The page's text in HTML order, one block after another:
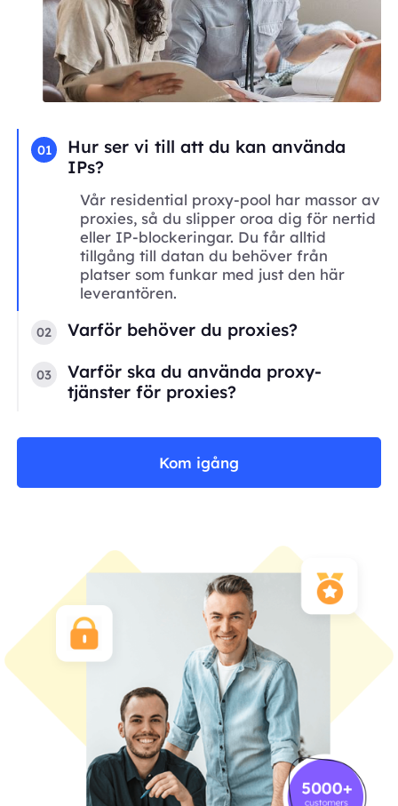
01
Hur ser vi till att du kan använda
IPs?
Vår residential proxy-pool har massor av
proxies, så du slipper oroa dig för nertid
eller IP-blockeringar. Du får alltid
tillgång till datan du behöver från
platser som funkar med just den här
leverantören.
02 Varför behöver du proxies?
03
Varför ska du använda proxy-
tjänster för proxies?
Kom igång